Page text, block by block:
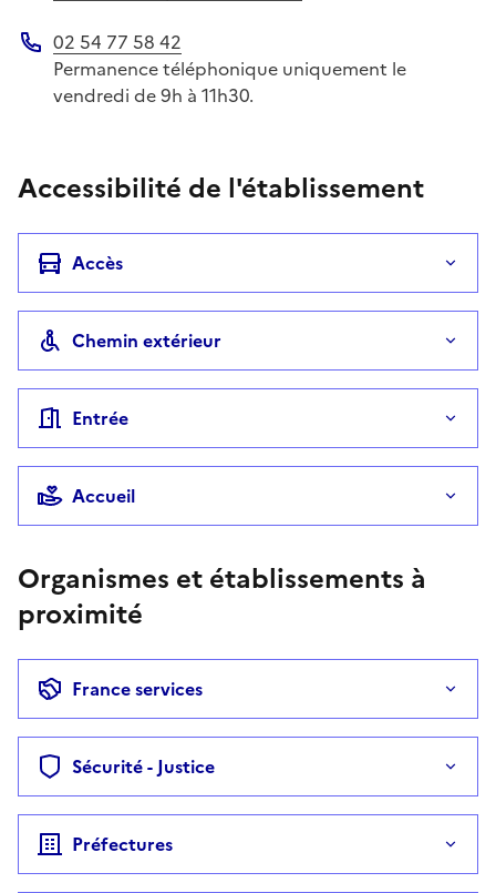
Téléphone
02 54 77 58 42
Permanence téléphonique uniquement le
vendredi de 9h à 11h30.
Accessibilité de l'établissement
Accès
Chemin extérieur
Entrée
Accueil
Organismes et établissements à
proximité
France services
Sécurité - Justice
Préfectures